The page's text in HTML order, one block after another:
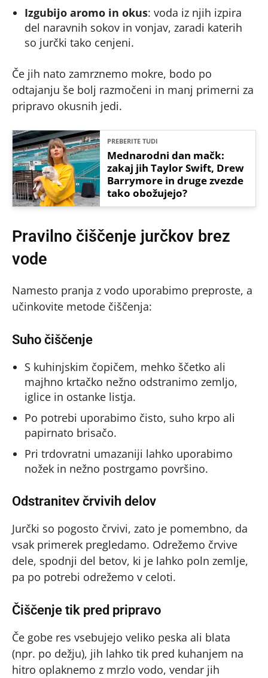
Izgubijo aromo in okus: voda iz njih izpira
del naravnih sokov in vonjav, zaradi katerih
so jurčki tako cenjeni.
Če jih nato zamrznemo mokre, bodo po
odtajanju še bolj razmočeni in manj primerni za
pripravo okusnih jedi.
PREBERITE TUDI
Mednarodni dan mačk:
zakaj jih Taylor Swift, Drew
Barrymore in druge zvezde
tako obožujejo?
Pravilno čiščenje jurčkov brez
vode
Namesto pranja z vodo uporabimo preproste, a
učinkovite metode čiščenja:
Suho čiščenje
S kuhinjskim čopičem, mehko ščetko ali
majhno krtačko nežno odstranimo zemljo,
iglice in ostanke listja.
Po potrebi uporabimo čisto, suho krpo ali
papirnato brisačo.
Pri trdovratni umazaniji lahko uporabimo
nožek in nežno postrgamo površino.
Odstranitev črvivih delov
Jurčki so pogosto črvivi, zato je pomembno, da
vsak primerek pregledamo. Odrežemo črvive
dele, spodnji del betov, ki je lahko poln zemlje,
pa po potrebi odrežemo v celoti.
Čiščenje tik pred pripravo
Če gobe res vsebujejo veliko peska ali blata
(npr. po dežju), jih lahko tik pred kuhanjem na
hitro oplaknemo z mrzlo vodo, vendar jih